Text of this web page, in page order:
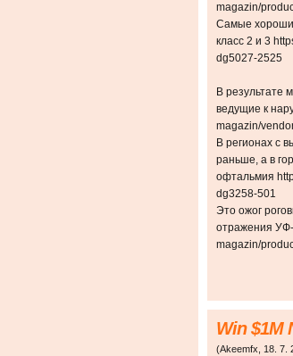
magazin/
Самые
класс 2 и 3
dg5027-2525
В результате
ведущие к
magazin/
В регионах с
раньше, а в
офтальмия
dg3258-501
Это ожог
отражения УФ-
magazin/
Win $1M
(Akeemfx 18. 7.